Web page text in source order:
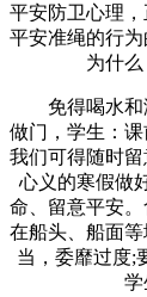
平安防卫心理
平安准绳的行
为什
免得喝水和溺
做门，学生：课
我们可得随时
心义的寒假做
命、留意平安
在船头、船面
当，委靡过度;
学